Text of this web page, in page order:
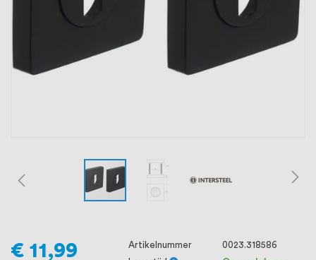
ons voorop, want we geloven dat een
goede relatie met onze klanten het
verschil maakt.
€ 11,99 Artikelnummer
0023.318586